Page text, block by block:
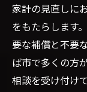
家計の見直しに
をもたらします
要な補償と不要
ば市で多くの方
相談を受け付け